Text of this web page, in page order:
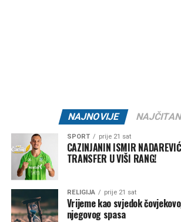
Trumpov specijalni izaslanik za globalna
Paolo Zampollismatra da bi Infantino
ovu funkciju.
“Ujedinjene nacije okupljaju 193 države
ima više od 200 nacionalnih saveza.
zna upravljati tako velikim sistemom”,
NAJNOVIJE
SPORT prije 21 sat
CAZINJANIN ISMIR
TRANSFER U VIŠI RANG!
RELIGIJA prije 21 sat
Vrijeme kao svjedok
njegovog spasa